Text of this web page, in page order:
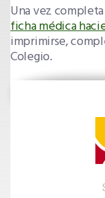
Una vez
ficha médica
imprimirse,
Colegio.